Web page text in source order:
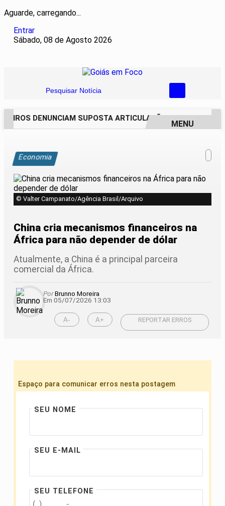
Aguarde, carregando...
Entrar
Sábado, 08 de Agosto 2026
Pesquisar Notícia
DENUNCIAM SUPOSTA ARTICULAÇÃO PARA
MENU
Economia
© Valter Campanato/Agência Brasil/Arquivo
China cria mecanismos financeiros na
África para não depender de dólar
Atualmente, a China é a principal parceira
comercial da África.
PorBrunno Moreira
Em 05/07/2026 13:03
A- A+ REPORTAR ERROS
Espaço para comunicar erros nesta postagem
SEU NOME
SEU E-MAIL
SEU TELEFONE